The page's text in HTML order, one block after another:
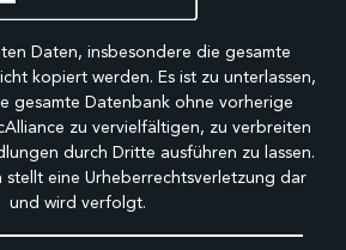
Daten, insbesondere die gesamte
kopiert werden. Es ist zu unterlassen,
gesamte Datenbank ohne vorherige
zu vervielfältigen, zu verbreiten
durch Dritte ausführen zu lassen.
stellt eine Urheberrechtsverletzung dar
und wird verfolgt.